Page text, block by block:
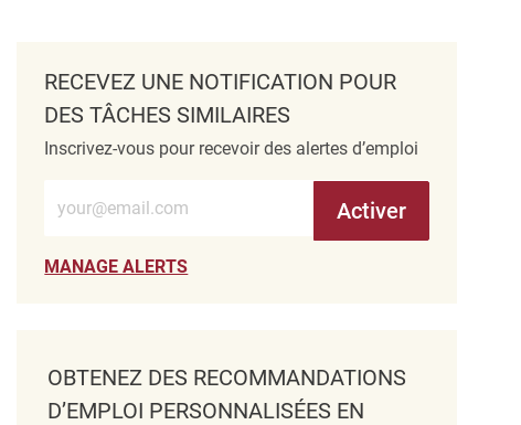
RECEVEZ UNE NOTIFICATION POUR
DES TÂCHES SIMILAIRES
Inscrivez-vous pour recevoir des alertes d’emploi
Entrez l’adresse e-mail (obligatoire)
Activer
MANAGE ALERTS
OBTENEZ DES RECOMMANDATIONS
D’EMPLOI PERSONNALISÉES EN